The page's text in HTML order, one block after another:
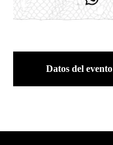
Datos del evento